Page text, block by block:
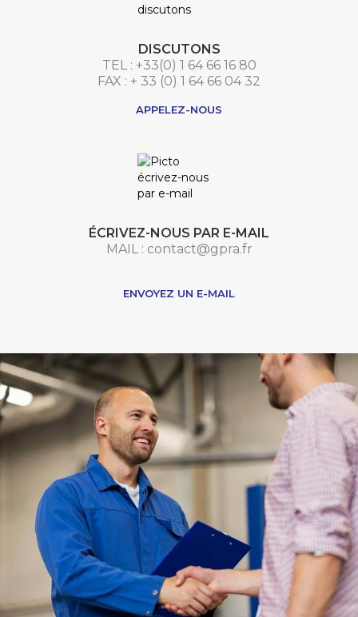
DISCUTONS
TEL : +33(0) 1 64 66 16 80
FAX : + 33 (0) 1 64 66 04 32
APPELEZ-NOUS
ÉCRIVEZ-NOUS PAR E-MAIL
MAIL : contact@gpra.fr
ENVOYEZ UN E-MAIL